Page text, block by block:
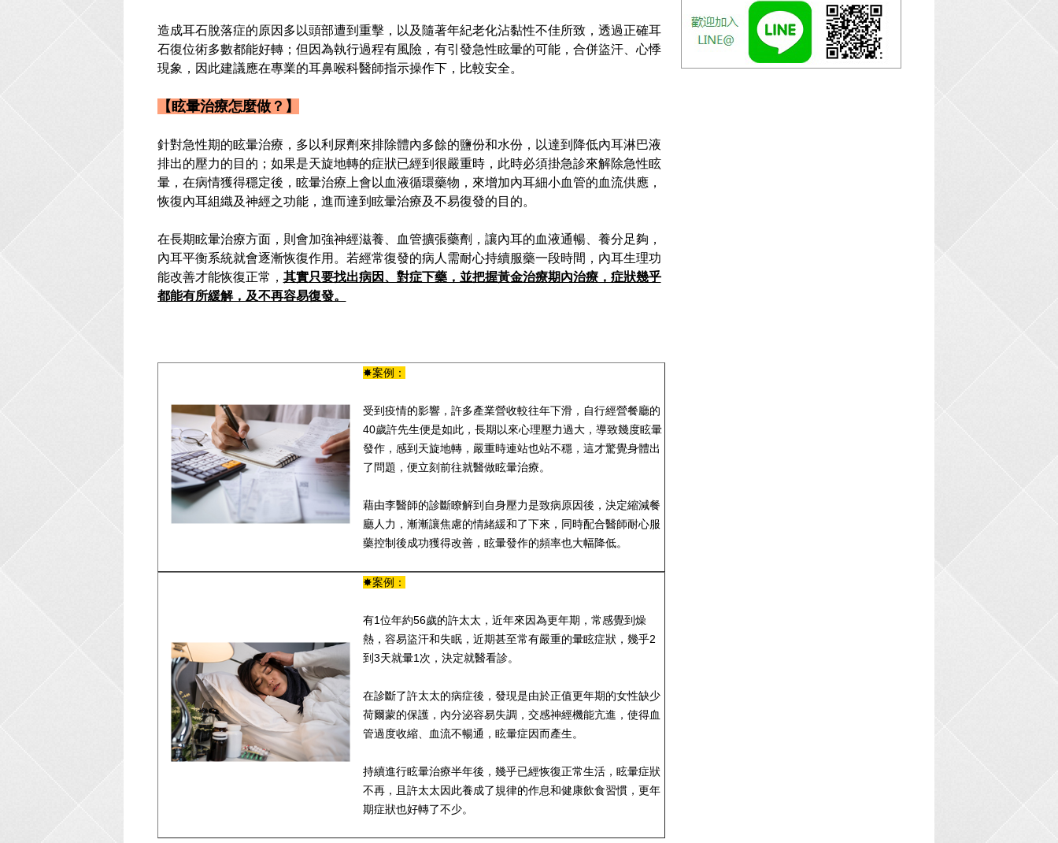
造成耳石脫落症的原因多以頭部遭到重擊，以及隨著年紀老化沾黏性不佳所致，透過正確耳
石復位術多數都能好轉；但因為執行過程有風險，有引發急性眩暈的可能，合併盜汗、心悸
現象，因此建議應在專業的耳鼻喉科醫師指示操作下，比較安全。
【眩暈治療怎麼做？】
針對急性期的眩暈治療，多以利尿劑來排除體內多餘的鹽份和水份，以達到降低內耳淋巴液
排出的壓力的目的；如果是天旋地轉的症狀已經到很嚴重時，此時必須掛急診來解除急性眩
暈，在病情獲得穩定後，眩暈治療上會以血液循環藥物，來增加內耳細小血管的血流供應，
恢復內耳組織及神經之功能，進而達到眩暈治療及不易復發的目的。
在長期眩暈治療方面，則會加強神經滋養、血管擴張藥劑，讓內耳的血液通暢、養分足夠，
內耳平衡系統就會逐漸恢復作用。若經常復發的病人需耐心持續服藥一段時間，內耳生理功
能改善才能恢復正常， 其實只要找出病因、對症下藥，並把握黃金治療期內治療，症狀幾乎
都能有所緩解，及不再容易復發。
✸案例：
受到疫情的影響，許多產業營收較往年下滑，自行經營餐廳的
40歲許先生便是如此，長期以來心理壓力過大，導致幾度眩暈
發作，感到天旋地轉，嚴重時連站也站不穩，這才驚覺身體出
了問題，便立刻前往就醫做眩暈治療。
藉由李醫師的診斷瞭解到自身壓力是致病原因後，決定縮減餐
廳人力，漸漸讓焦慮的情緒緩和了下來，同時配合醫師耐心服
藥控制後成功獲得改善，眩暈發作的頻率也大幅降低。
✸案例：
有1位年約56歲的許太太，近年來因為更年期，常感覺到燥
熱，容易盜汗和失眠，近期甚至常有嚴重的暈眩症狀，幾乎2
到3天就暈1次，決定就醫看診。
在診斷了許太太的病症後，發現是由於正值更年期的女性缺少
荷爾蒙的保護，內分泌容易失調，交感神經機能亢進，使得血
管過度收縮、血流不暢通，眩暈症因而產生。
持續進行眩暈治療半年後，幾乎已經恢復正常生活，眩暈症狀
不再，且許太太因此養成了規律的作息和健康飲食習慣，更年
期症狀也好轉了不少。